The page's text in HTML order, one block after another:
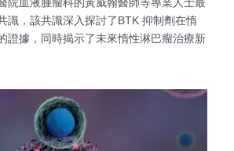
識，該共識深入探討了BTK 抑制劑在惰
證據，同時揭示了未來惰性淋巴瘤治療新